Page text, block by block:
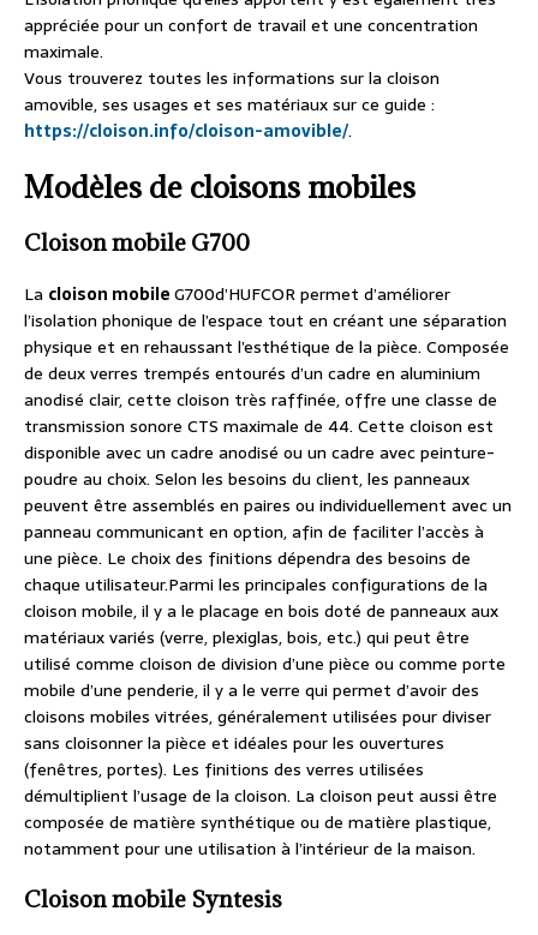
appréciée pour un confort de travail et une concentration
maximale.
Vous trouverez toutes les informations sur la cloison
amovible, ses usages et ses matériaux sur ce guide :
https://cloison.info/cloison-amovible/.
Modèles de cloisons mobiles
Cloison mobile G700
La cloison mobileG700d’HUFCOR permet d’améliorer
l’isolation phonique de l’espace tout en créant une séparation
physique et en rehaussant l’esthétique de la pièce. Composée
de deux verres trempés entourés d’un cadre en aluminium
anodisé clair, cette cloison très raffinée, offre une classe de
transmission sonore CTS maximale de 44. Cette cloison est
disponible avec un cadre anodisé ou un cadre avec peinture-
poudre au choix. Selon les besoins du client, les panneaux
peuvent être assemblés en paires ou individuellement avec un
panneau communicant en option, afin de faciliter l’accès à
une pièce. Le choix des finitions dépendra des besoins de
chaque utilisateur.Parmi les principales configurations de la
cloison mobile, il y a le placage en bois doté de panneaux aux
matériaux variés (verre, plexiglas, bois, etc.) qui peut être
utilisé comme cloison de division d’une pièce ou comme porte
mobile d’une penderie, il y a le verre qui permet d’avoir des
cloisons mobiles vitrées, généralement utilisées pour diviser
sans cloisonner la pièce et idéales pour les ouvertures
(fenêtres, portes). Les finitions des verres utilisées
démultiplient l’usage de la cloison. La cloison peut aussi être
composée de matière synthétique ou de matière plastique,
notamment pour une utilisation à l’intérieur de la maison.
Cloison mobile Syntesis